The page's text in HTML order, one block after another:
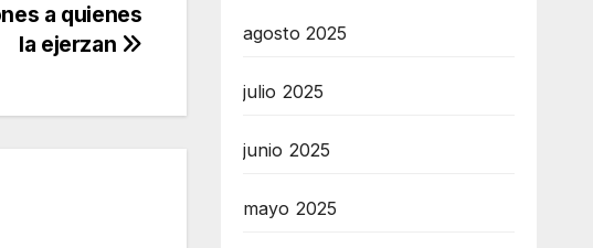
a quienes
la ejerzan
agosto 2025
julio 2025
junio 2025
mayo 2025